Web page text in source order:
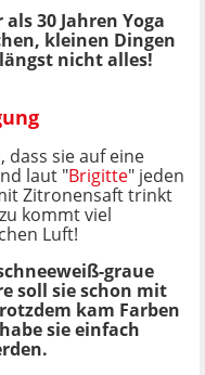
30 Jahren Yoga
kleinen Dingen
nicht alles!
dass sie auf eine
laut "Brigitte" jeden
Zitronensaft trinkt
kommt viel
Luft!
graue
soll sie schon mit
kam Farben
sie einfach